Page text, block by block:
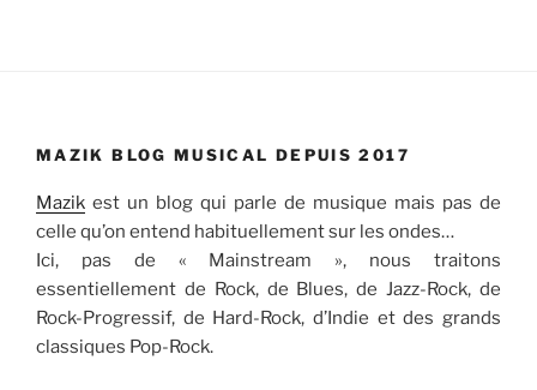
MAZIK BLOG MUSICAL DEPUIS 2017
Mazik est un blog qui parle de musique mais pas de
celle qu’on entend habituellement sur les ondes…
Ici, pas de « Mainstream », nous traitons
essentiellement de Rock, de Blues, de Jazz-Rock, de
Rock-Progressif, de Hard-Rock, d’Indie et des grands
classiques Pop-Rock.